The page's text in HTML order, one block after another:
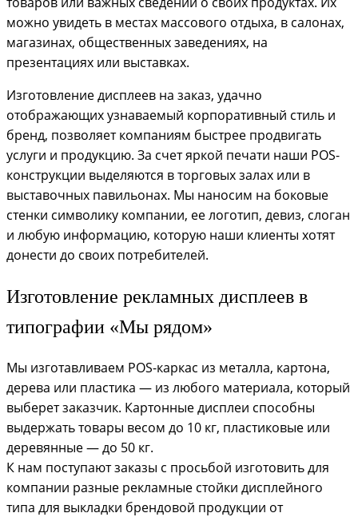
можно увидеть в местах массового отдыха, в салонах,
магазинах, общественных заведениях, на
презентациях или выставках.
Изготовление дисплеев на заказ, удачно
отображающих узнаваемый корпоративный стиль и
бренд, позволяет компаниям быстрее продвигать
услуги и продукцию. За счет яркой печати наши POS-
конструкции выделяются в торговых залах или в
выставочных павильонах. Мы наносим на боковые
стенки символику компании, ее логотип, девиз, слоган
и любую информацию, которую наши клиенты хотят
донести до своих потребителей.
Изготовление рекламных дисплеев в
типографии «Мы рядом»
Мы изготавливаем POS-каркас из металла, картона,
дерева или пластика — из любого материала, который
выберет заказчик. Картонные дисплеи способны
выдержать товары весом до 10 кг, пластиковые или
деревянные — до 50 кг.
К нам поступают заказы с просьбой изготовить для
компании разные рекламные стойки дисплейного
типа для выкладки брендовой продукции от